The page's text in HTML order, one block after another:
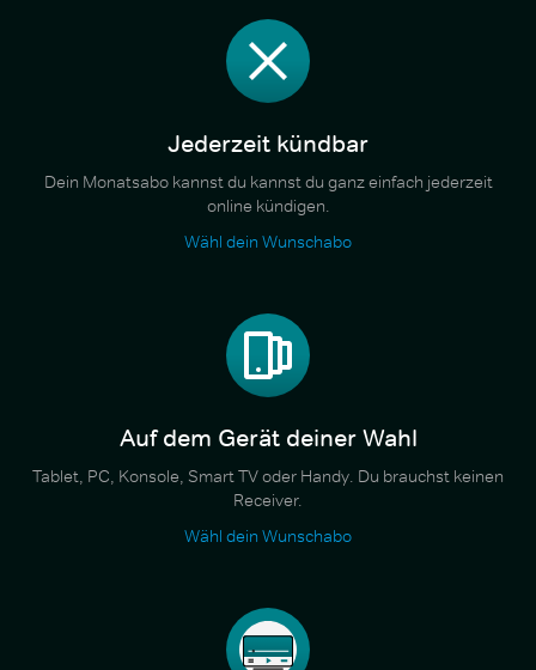
Jederzeit kündbar
Dein Monatsabo kannst du kannst du ganz einfach jederzeit
online kündigen.
Wähl dein Wunschabo
Auf dem Gerät deiner Wahl
Tablet, PC, Konsole, Smart TV oder Handy. Du brauchst keinen
Receiver.
Wähl dein Wunschabo